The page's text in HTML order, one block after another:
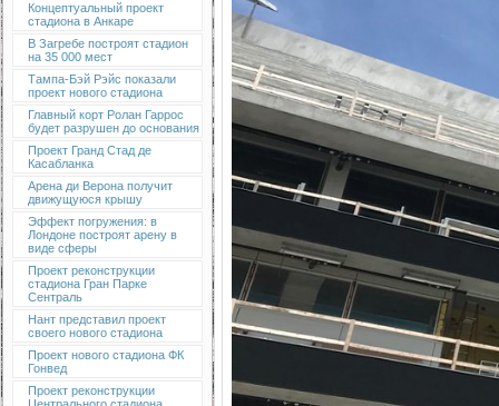
Концептуальный проект
стадиона в Анкаре
В Загребе построят стадион
на 35 000 мест
Тампа-Бэй Рэйс показали
проект нового стадиона
Главный корт Ролан Гаррос
будет разрушен до основания
Проект Гранд Стад де
Касабланка
Арена ди Верона получит
движущуюся крышу
Эффект погружения: в
Лондоне построят арену в
виде сферы
Проект реконструкции
стадиона Гран Парке
Сентраль
Нант представил проект
своего нового стадиона
Проект нового стадиона ФК
Гонвед
Проект реконструкции